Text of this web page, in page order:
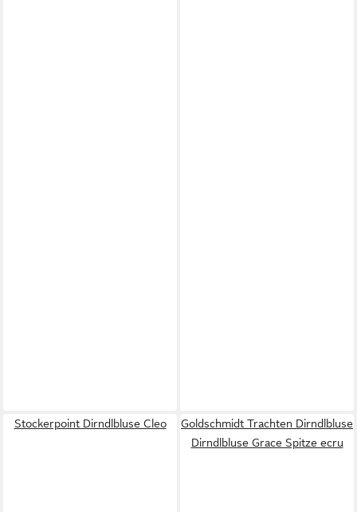
Stockerpoint Dirndlbluse Cleo
Goldschmidt Trachten Dirndlbluse
Dirndlbluse Grace Spitze ecru